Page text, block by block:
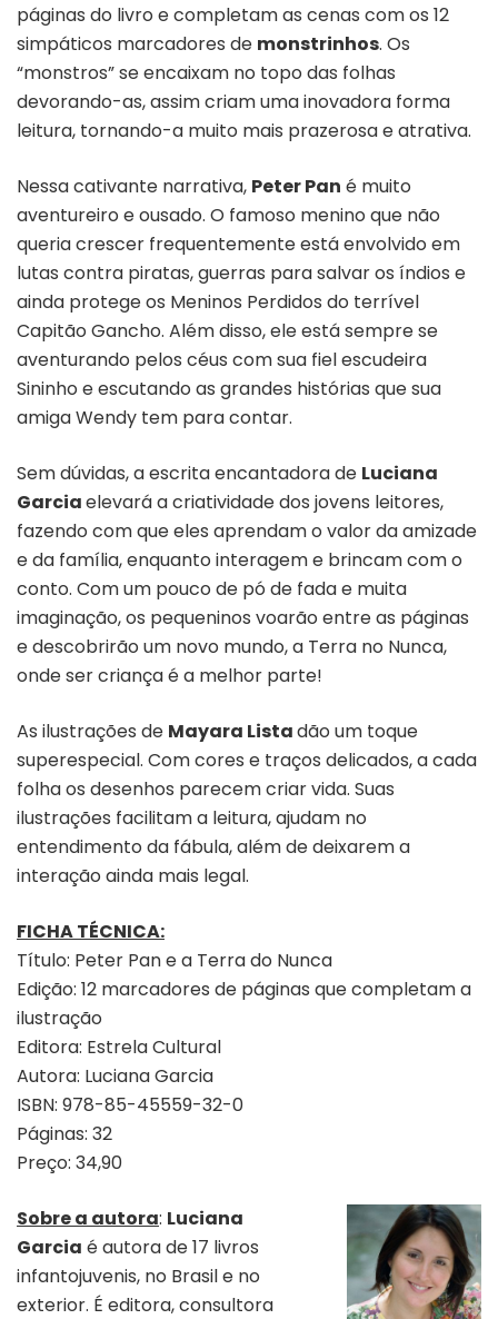
páginas do livro e completam as cenas com os 12
simpáticos marcadores de monstrinhos. Os
“monstros” se encaixam no topo das folhas
devorando-as, assim criam uma inovadora forma
leitura, tornando-a muito mais prazerosa e atrativa.
Nessa cativante narrativa, Peter Pan é muito
aventureiro e ousado. O famoso menino que não
queria crescer frequentemente está envolvido em
lutas contra piratas, guerras para salvar os índios e
ainda protege os Meninos Perdidos do terrível
Capitão Gancho. Além disso, ele está sempre se
aventurando pelos céus com sua fiel escudeira
Sininho e escutando as grandes histórias que sua
amiga Wendy tem para contar.
Sem dúvidas, a escrita encantadora de Luciana
Garciaelevará a criatividade dos jovens leitores,
fazendo com que eles aprendam o valor da amizade
e da família, enquanto interagem e brincam com o
conto. Com um pouco de pó de fada e muita
imaginação, os pequeninos voarão entre as páginas
e descobrirão um novo mundo, a Terra no Nunca,
onde ser criança é a melhor parte!
As ilustrações de Mayara Listadão um toque
superespecial. Com cores e traços delicados, a cada
folha os desenhos parecem criar vida. Suas
ilustrações facilitam a leitura, ajudam no
entendimento da fábula, além de deixarem a
interação ainda mais legal.
FICHA TÉCNICA:
Título: Peter Pan e a Terra do Nunca
Edição: 12 marcadores de páginas que completam a
ilustração
Editora: Estrela Cultural
Autora: Luciana Garcia
ISBN: 978-85-45559-32-0
Páginas: 32
Preço: 34,90
Sobre a autora: Luciana
Garcia é autora de 17 livros
infantojuvenis, no Brasil e no
exterior. É editora, consultora